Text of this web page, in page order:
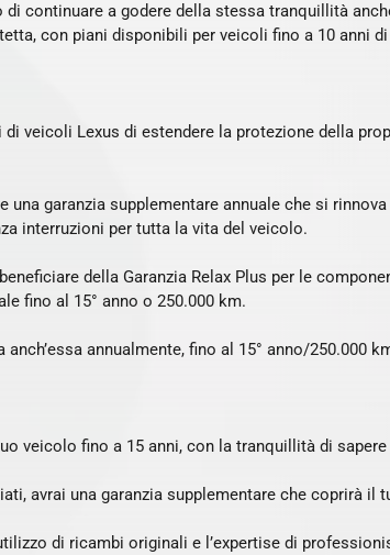
continuare a godere della stessa tranquillità
con piani disponibili per veicoli fino a 10 anni
veicoli Lexus di estendere la protezione della
garanzia supplementare annuale che si
interruzioni per tutta la vita del veicolo.
della Garanzia Relax Plus per le
fino al 15° anno o 250.000 km.
annualmente, fino al 15° anno/250.000
veicolo fino a 15 anni, con la tranquillità di
avrai una garanzia supplementare che coprirà il
di ricambi originali e l’expertise di